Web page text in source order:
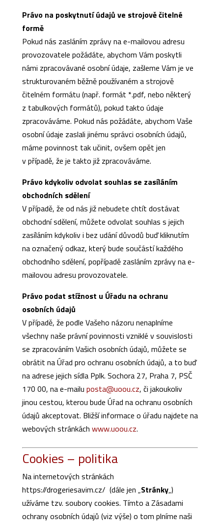
Právo na poskytnutí údajů ve strojově čitelné
formě
Pokud nás zasláním zprávy na e-mailovou adresu
provozovatele požádáte, abychom Vám poskytli
námi zpracovávané osobní údaje, zašleme Vám je ve
strukturovaném běžně používaném a strojově
čitelném formátu (např. formát *.pdf, nebo některý
z tabulkových formátů), pokud takto údaje
zpracováváme. Pokud nás požádáte, abychom Vaše
osobní údaje zaslali jinému správci osobních údajů,
máme povinnost tak učinit, ovšem opět jen
v případě, že je takto již zpracováváme.
Právo kdykoliv odvolat souhlas se zasíláním
obchodních sdělení
V případě, že od nás již nebudete chtít dostávat
obchodní sdělení, můžete odvolat souhlas s jejich
zasíláním kdykoliv i bez udání důvodů buď kliknutím
na označený odkaz, který bude součástí každého
obchodního sdělení, popřípadě zasláním zprávy na e-
mailovou adresu provozovatele.
Právo podat stížnost u Úřadu na ochranu
osobních údajů
V případě, že podle Vašeho názoru nenaplníme
všechny naše právní povinnosti vzniklé v souvislosti
se zpracováním Vašich osobních údajů, můžete se
obrátit na Úřad pro ochranu osobních údajů, a to buď
na adrese jejich sídla Pplk. Sochora 27, Praha 7, PSČ
170 00, na e-mailu posta@uoou.cz, či jakoukoliv
jinou cestou, kterou bude Úřad na ochranu osobních
údajů akceptovat. Bližší informace o úřadu najdete na
webových stránkách www.uoou.cz.
Cookies – politika
Na internetových stránkách
https://drogeriesavim.cz/ (dále jen „Stránky„)
užíváme tzv. soubory cookies. Tímto a Zásadami
ochrany osobních údajů (viz výše) o tom plníme naši